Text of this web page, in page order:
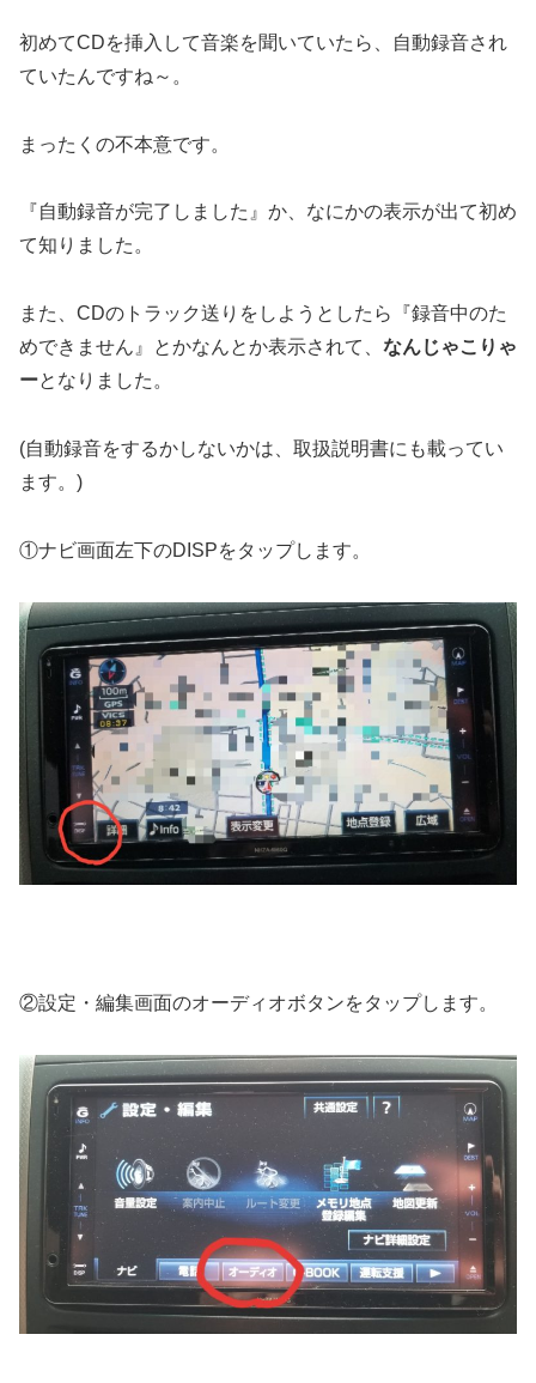
初めてCDを挿入して音楽を聞いていたら、自動録音され
ていたんですね～。
まったくの不本意です。
『自動録音が完了しました』か、なにかの表示が出て初め
て知りました。
また、CDのトラック送りをしようとしたら『録音中のた
めできません』とかなんとか表示されて、 なんじゃこりゃ
ーとなりました。
(自動録音をするかしないかは、取扱説明書にも載ってい
ます。)
①ナビ画面左下のDISPをタップします。
②設定・編集画面のオーディオボタンをタップします。